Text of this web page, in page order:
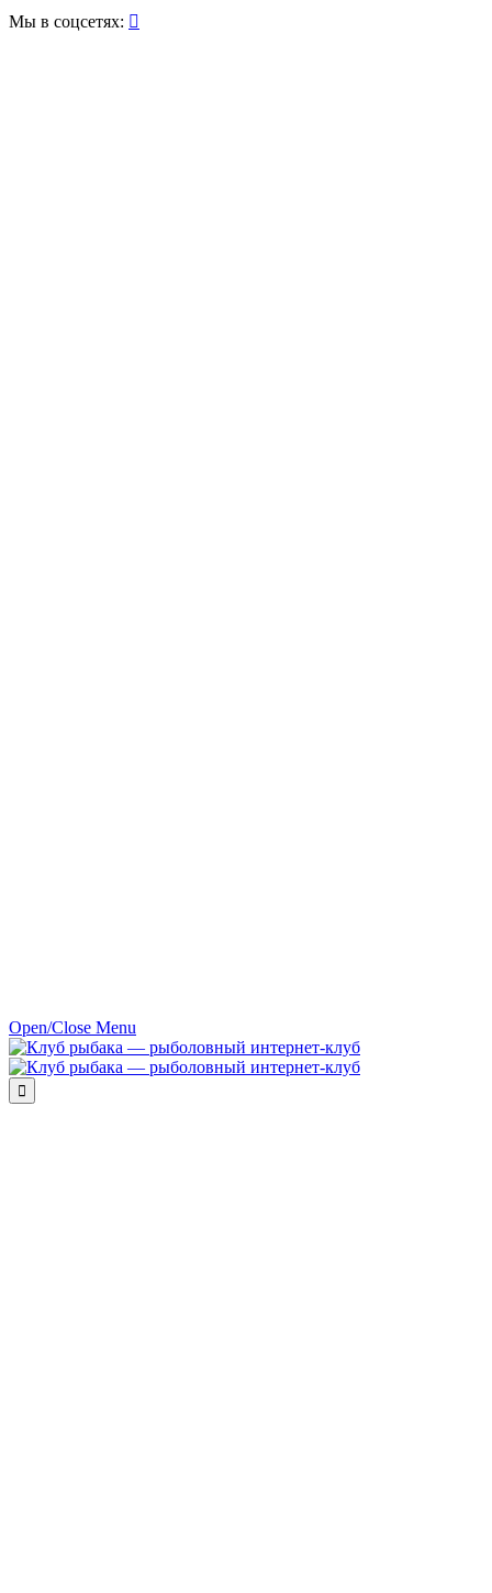
Мы в соцсетях: 
Open/Close Menu
